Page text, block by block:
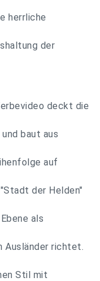
herrliche
der
deckt die
baut aus
auf
der Helden"
als
Ausländer richtet.
Stil mit